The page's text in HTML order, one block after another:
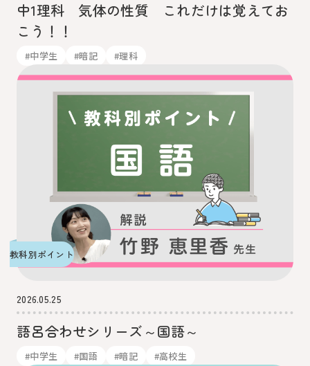
中1理科 気体の性質 これだけは覚えてお
こう！！
#中学生 #暗記 #理科
教科別ポイント
2026.05.25
語呂合わせシリーズ～国語～
#中学生 #国語 #暗記 #高校生